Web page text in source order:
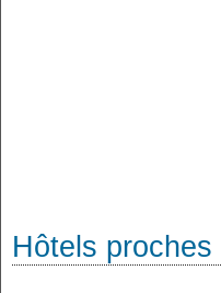
Hôtels proches